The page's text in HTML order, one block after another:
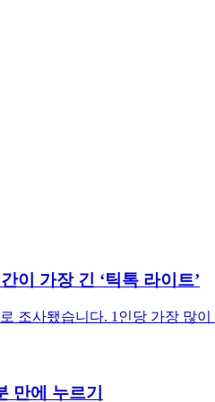
이 가장 긴 ‘틱톡 라이트’
조사됐습니다. 1인당 가장 많
만에 누르기